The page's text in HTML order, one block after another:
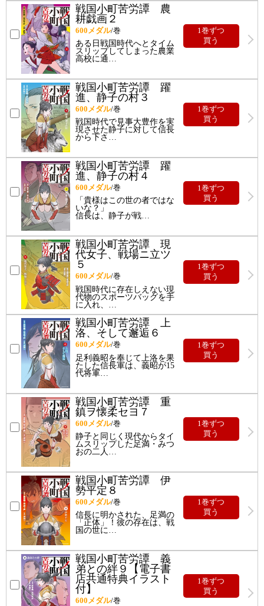
戦国小町苦労譚 農
耕戯画２
600 メダル/巻
ある日戦国時代へとタイム
スリップしてしまった農業
高校に通
1巻ずつ
買う
戦国小町苦労譚 躍
進、静子の村３
600 メダル/巻
戦国時代で見事大豊作を実
現させた静子に対して信長
から下さ …
1巻ずつ
買う
戦国小町苦労譚 躍
進、静子の村４
600メダル/巻
「貴様はこの世の者ではな
いな？」
信長は、静子が戦…
1巻ずつ
買う
戦国小町苦労譚 現
代女子、戦場ニ立ツ
５
600メダル/巻
戦国時代に存在しえない現
代物のスポーツバッグを手
に入れ、
1巻ずつ
買う
戦国小町苦労譚 上
洛、そして邂逅６
600メダル/巻
足利義昭を奉じて上洛を果
たした信長軍は、義昭が15
代将軍…
1巻ずつ
買う
戦国小町苦労譚 重
鎮ヲ懐柔セヨ７
600 メダル/巻
静子と同じく現代からタイ
ムスリップした足満・みつ
おの二人
1巻ずつ
買う
戦国小町苦労譚 伊
勢平定８
600 メダル/巻
信長に明かされた、足満の
「正体」！彼の存在は、戦
国の世に…
1巻ずつ
買う
戦国小町苦労譚 義
弟との絆９【電子書
店共通特典イラスト
付】
600メダル/巻
1巻ずつ
買う